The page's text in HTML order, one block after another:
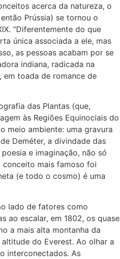
acerca da natureza, o
Prússia) se tornou o
“Diferentemente do que
única associada a ele, mas
as pessoas acabam por se
indiana, radicada na
em toada de romance de
das Plantas (que,
às Regiões Equinociais do
meio ambiente: uma gravura
Deméter, a divindade das
e imaginação, não só
conceito mais famoso foi
(e todo o cosmo) é uma
lado de fatores como
ao escalar, em 1802, os quase
a mais alta montanha da
do Everest. Ao olhar a
interconectados. As